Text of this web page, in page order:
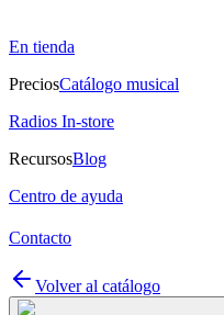
En tienda
PreciosCatálogo musical
Radios In-store
RecursosBlog
Centro de ayuda
Contacto
Volver al catálogo